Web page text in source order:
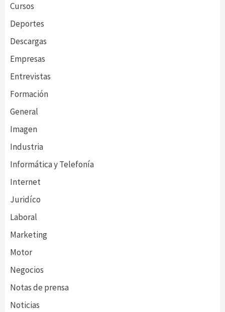
Cursos
Deportes
Descargas
Empresas
Entrevistas
Formación
General
Imagen
Industria
Informática y Telefonía
Internet
Juridíco
Laboral
Marketing
Motor
Negocios
Notas de prensa
Noticias